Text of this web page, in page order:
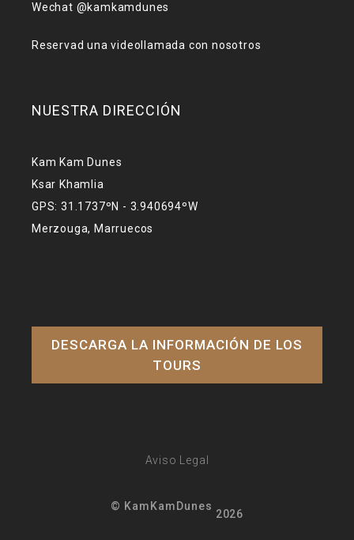
Wechat @kamkamdunes
Reservad una videollamada con nosotros
NUESTRA DIRECCIÓN
Kam Kam Dunes
Ksar Khamlia
GPS: 31.1737ºN - 3.940694ºW
Merzouga, Marruecos
DESCARGA LA INFORMACIÓN DE LOS
TOURS
© KamKamDunes
2026
Aviso Legal